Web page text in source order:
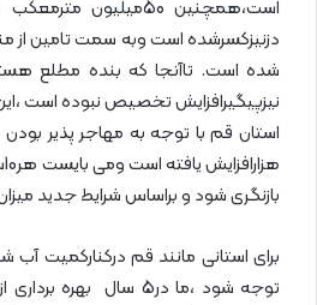
است،همچنین
دزنیزکسرشده است وبه سمت تامین از
شده است. تاآنجا که بنده مطلع
نیزپیگیرافزایش تخصیص نبوده است
بازنگری شود و براساس شرایط جدید
برای استانی مانند قم درکنارکمیت
توجه شود ،ما در5 سال